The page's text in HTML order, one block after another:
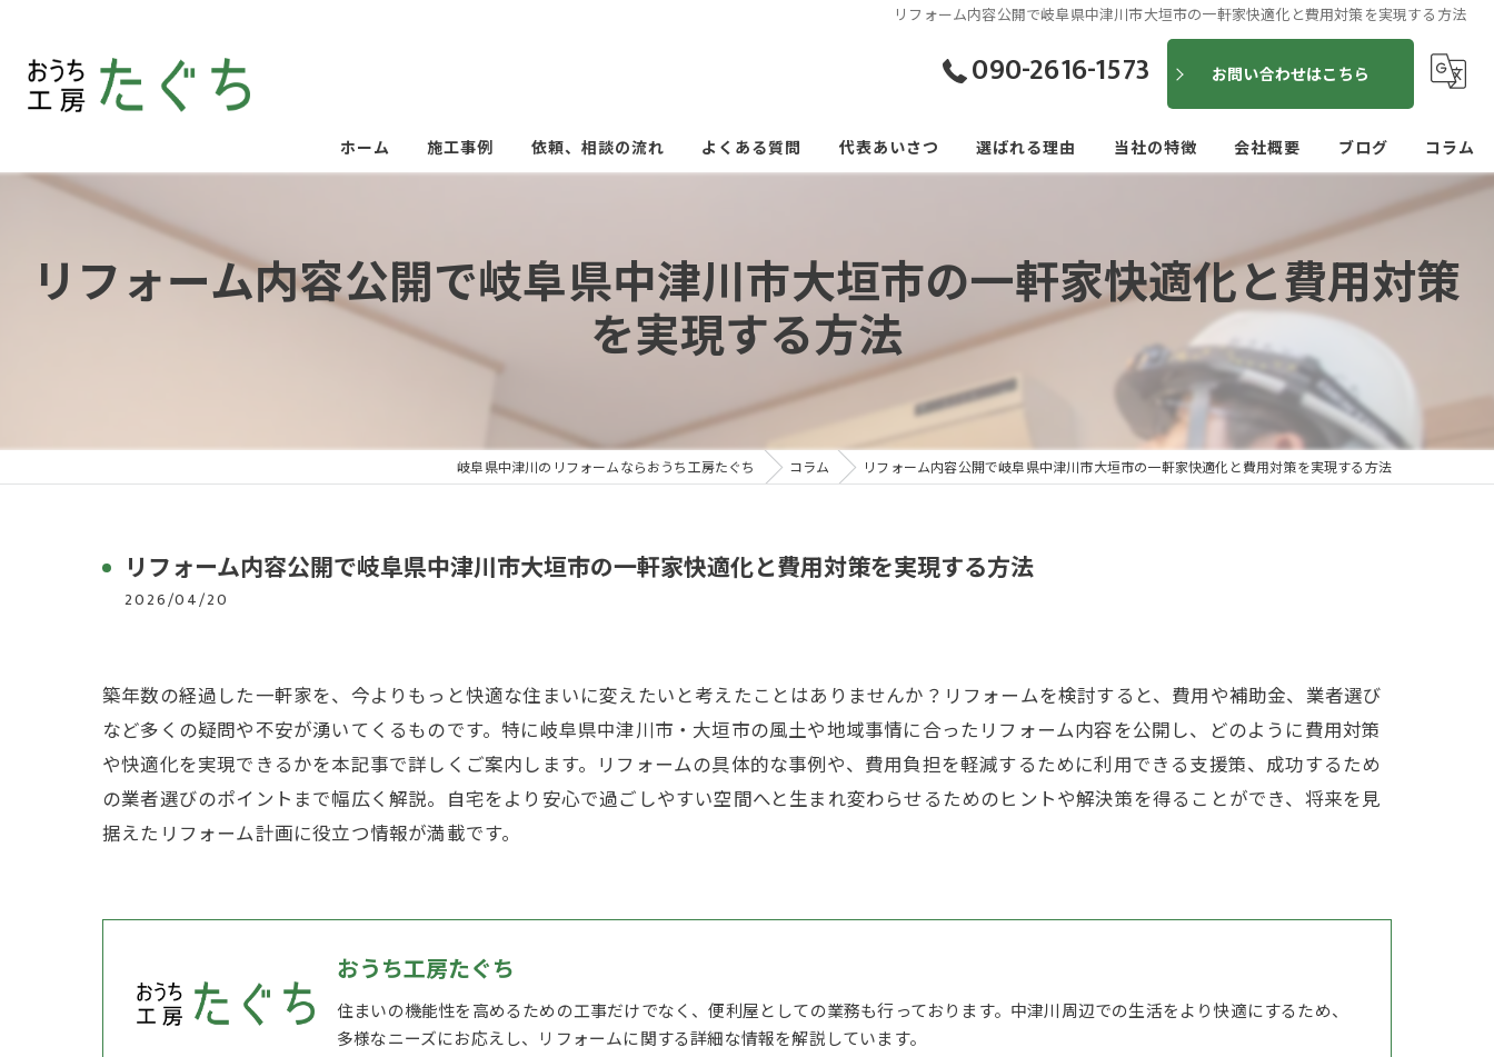
リフォーム内容公開で岐阜県中津川市大垣市の一軒家快適化と費用対策を実現する方法
090-2616-1573 お問い合わせはこちら
ホーム 施工事例 依頼、相談の流れ よくある質問 代表あいさつ 選ばれる理由 当社の特徴
建具
外装
水回り
会社概要 ブログ コラム
リフォーム内容公開で岐阜県中津川市大垣市の一軒家快適化と費用対策
を実現する方法
岐阜県中津川のリフォームならおうち工房たぐち コラム リフォーム内容公開で岐阜県中津川市大垣市の一軒家快適化と費用対策を実現する方法
リフォーム内容公開で岐阜県中津川市大垣市の一軒家快適化と費用対策を実現する方法
2026/04/20
築年数の経過した一軒家を、今よりもっと快適な住まいに変えたいと考えたことはありませんか？リフォームを検討すると、費用や補助金、業者選び
など多くの疑問や不安が湧いてくるものです。特に岐阜県中津川市・大垣市の風土や地域事情に合ったリフォーム内容を公開し、どのように費用対策
や快適化を実現できるかを本記事で詳しくご案内します。リフォームの具体的な事例や、費用負担を軽減するために利用できる支援策、成功するため
の業者選びのポイントまで幅広く解説。自宅をより安心で過ごしやすい空間へと生まれ変わらせるためのヒントや解決策を得ることができ、将来を見
据えたリフォーム計画に役立つ情報が満載です。
おうち工房たぐち
住まいの機能性を高めるための工事だけでなく、便利屋としての業務も行っております。中津川周辺での生活をより快適にするため、
多様なニーズにお応えし、リフォームに関する詳細な情報を解説しています。